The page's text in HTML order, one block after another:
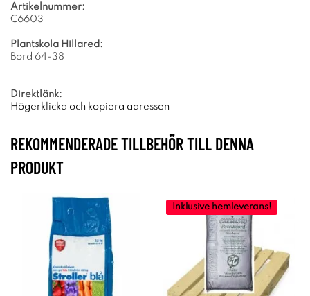
Artikelnummer:
C6603
Plantskola Hillared:
Bord 64-38
Direktlänk:
Högerklicka och kopiera adressen
REKOMMENDERADE TILLBEHÖR TILL DENNA
PRODUKT
Inklusive hemleverans!